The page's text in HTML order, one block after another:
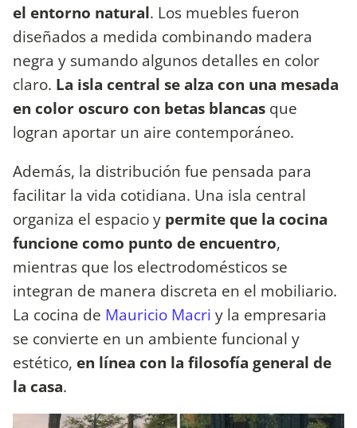
el entorno natural. Los muebles fueron
diseñados a medida combinando madera
negra y sumando algunos detalles en color
claro. La isla central se alza con una mesada
en color oscuro con betas blancas que
logran aportar un aire contemporáneo.
Además, la distribución fue pensada para
facilitar la vida cotidiana. Una isla central
organiza el espacio y permite que la cocina
funcione como punto de encuentro,
mientras que los electrodomésticos se
integran de manera discreta en el mobiliario.
La cocina de Mauricio Macri y la empresaria
se convierte en un ambiente funcional y
estético, en línea con la filosofía general de
la casa.